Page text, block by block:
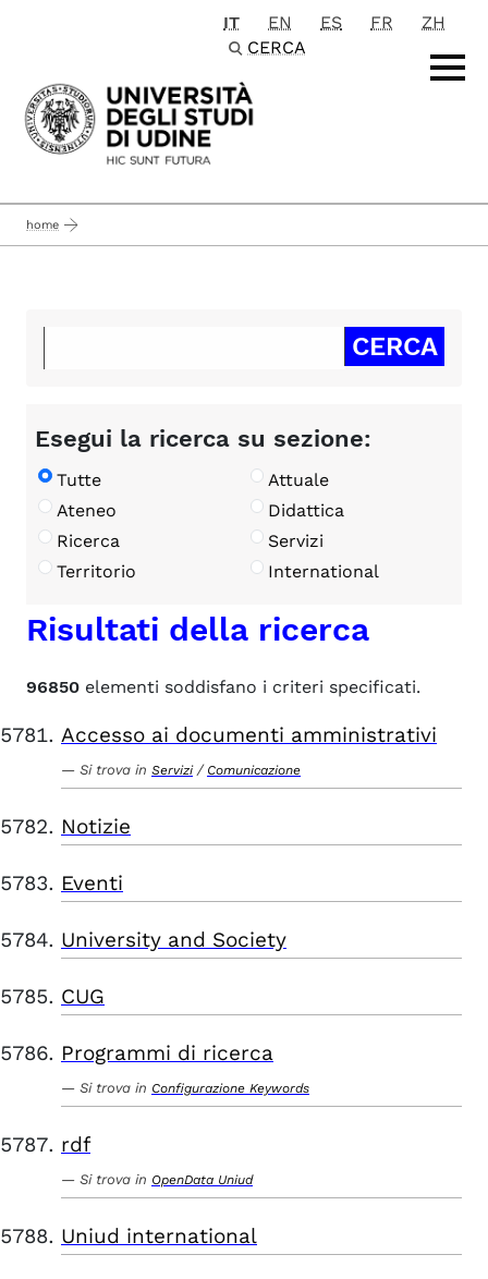
Passa al contenuto principale
IT EN ES FR
ZH
CERCA
home
Esegui la ricerca su sezione:
Tutte
Attuale
Ateneo
Didattica
Ricerca
Servizi
Territorio
International
Risultati della ricerca
96850 elementi soddisfano i criteri specificati.
Accesso ai documenti amministrativi
Si trova in Servizi / Comunicazione
Notizie
Eventi
University and Society
CUG
Programmi di ricerca
Si trova in Configurazione Keywords
rdf
Si trova in OpenData Uniud
Uniud international